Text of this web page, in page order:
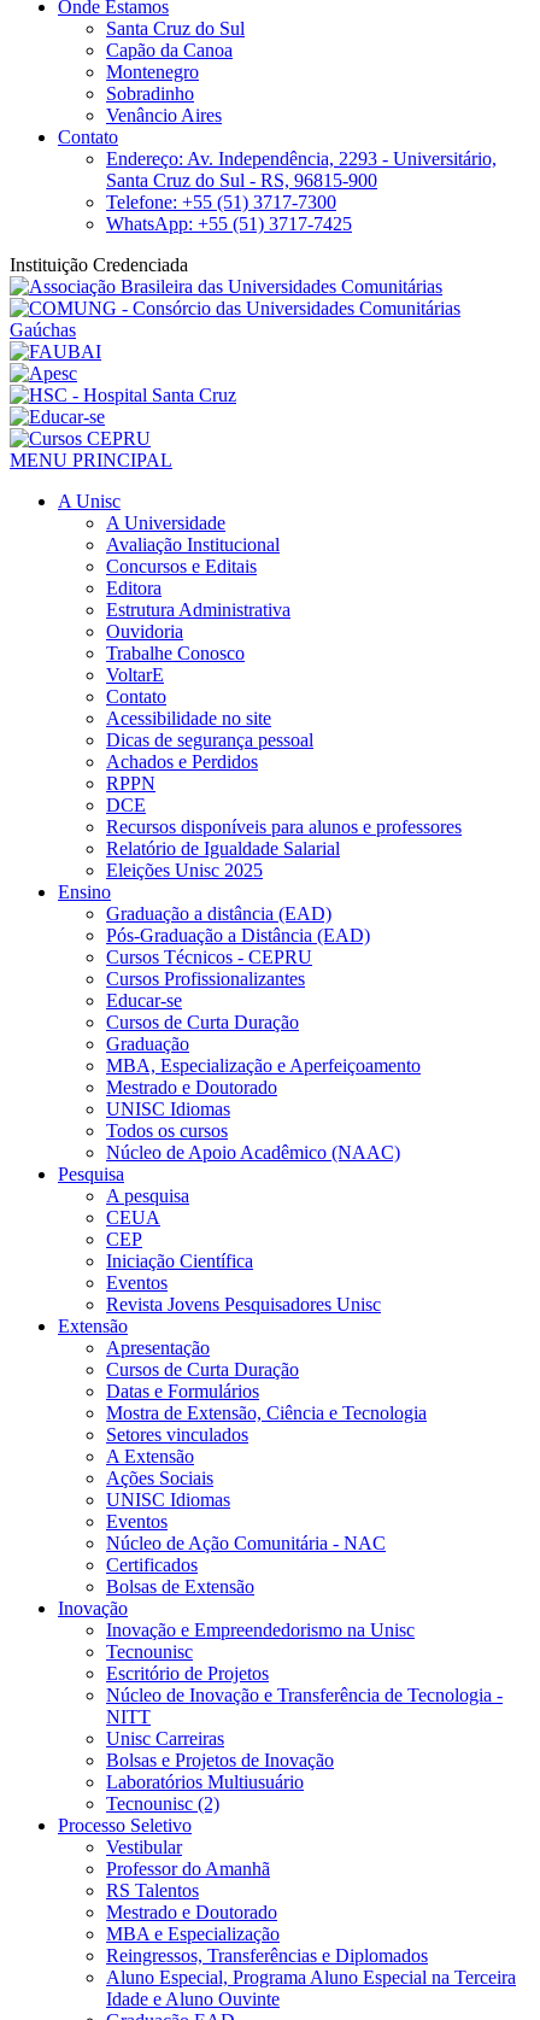
Onde Estamos
Santa Cruz do Sul
Capão da Canoa
Montenegro
Sobradinho
Venâncio Aires
Contato
Endereço: Av. Independência, 2293 - Universitário,
Santa Cruz do Sul - RS, 96815-900
Telefone: +55 (51) 3717-7300
WhatsApp: +55 (51) 3717-7425
Instituição Credenciada
MENU PRINCIPAL
A Unisc
A Universidade
Avaliação Institucional
Concursos e Editais
Editora
Estrutura Administrativa
Ouvidoria
Trabalhe Conosco
VoltarE
Contato
Acessibilidade no site
Dicas de segurança pessoal
Achados e Perdidos
RPPN
DCE
Recursos disponíveis para alunos e professores
Relatório de Igualdade Salarial
Eleições Unisc 2025
Ensino
Graduação a distância (EAD)
Pós-Graduação a Distância (EAD)
Cursos Técnicos - CEPRU
Cursos Profissionalizantes
Educar-se
Cursos de Curta Duração
Graduação
MBA, Especialização e Aperfeiçoamento
Mestrado e Doutorado
UNISC Idiomas
Todos os cursos
Núcleo de Apoio Acadêmico (NAAC)
Pesquisa
A pesquisa
CEUA
CEP
Iniciação Científica
Eventos
Revista Jovens Pesquisadores Unisc
Extensão
Apresentação
Cursos de Curta Duração
Datas e Formulários
Mostra de Extensão, Ciência e Tecnologia
Setores vinculados
A Extensão
Ações Sociais
UNISC Idiomas
Eventos
Núcleo de Ação Comunitária - NAC
Certificados
Bolsas de Extensão
Inovação
Inovação e Empreendedorismo na Unisc
Tecnounisc
Escritório de Projetos
Núcleo de Inovação e Transferência de Tecnologia -
NITT
Unisc Carreiras
Bolsas e Projetos de Inovação
Laboratórios Multiusuário
Tecnounisc (2)
Processo Seletivo
Vestibular
Professor do Amanhã
RS Talentos
Mestrado e Doutorado
MBA e Especialização
Reingressos, Transferências e Diplomados
Aluno Especial, Programa Aluno Especial na Terceira
Idade e Aluno Ouvinte